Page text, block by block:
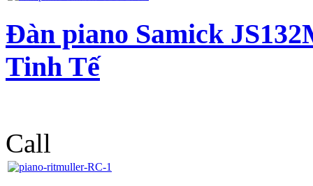
Đàn piano Samick
Tinh Tế
Call